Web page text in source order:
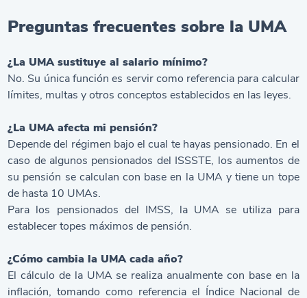
Preguntas frecuentes sobre la UMA
¿La UMA sustituye al salario mínimo?
No. Su única función es servir como referencia para calcular
límites, multas y otros conceptos establecidos en las leyes.
¿La UMA afecta mi pensión?
Depende del régimen bajo el cual te hayas pensionado. En el
caso de algunos pensionados del ISSSTE, los aumentos de
su pensión se calculan con base en la UMA y tiene un tope
de hasta 10 UMAs.
Para los pensionados del IMSS, la UMA se utiliza para
establecer topes máximos de pensión.
¿Cómo cambia la UMA cada año?
El cálculo de la UMA se realiza anualmente con base en la
inflación, tomando como referencia el Índice Nacional de